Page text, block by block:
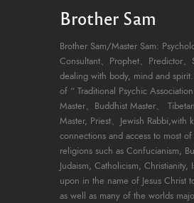
Brother Sam
Brother Sam/Master Sam:
Consultant、Prophet、Predictor
dealing with body, mind and
of “ Traditional Psychic Association
Master、Buddhist Master、
Master, Priest、Jewish Rabbi,with
connections and access to most
religions such as Confucianism,
Judaism, Catholicism, Christianity,
upon in the name of Jesus Christ
as well as many of the worlds